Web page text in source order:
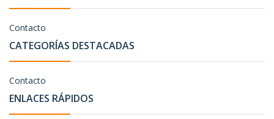
Contacto
CATEGORÍAS DESTACADAS
Contacto
ENLACES RÁPIDOS